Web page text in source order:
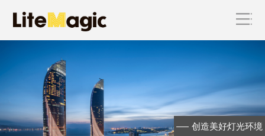
创造美好灯光环境
海上花园，魅力厦门 ——磊明再为国际
级会议
昕诺飞完成对磊明科技的收购